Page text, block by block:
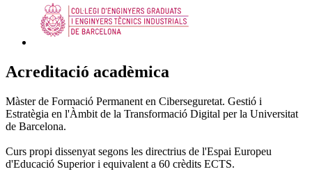
Acreditació acadèmica
Màster de Formació Permanent en Ciberseguretat. Gestió i
Estratègia en l'Àmbit de la Transformació Digital per la Universitat
de Barcelona.
Curs propi dissenyat segons les directrius de l'Espai Europeu
d'Educació Superior i equivalent a 60 crèdits ECTS.